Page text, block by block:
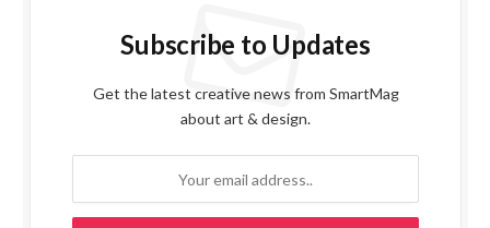
Subscribe to Updates
Get the latest creative news from SmartMag
about art & design.